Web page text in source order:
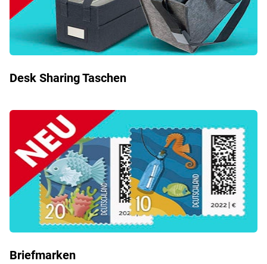
Desk Sharing Taschen
Briefmarken